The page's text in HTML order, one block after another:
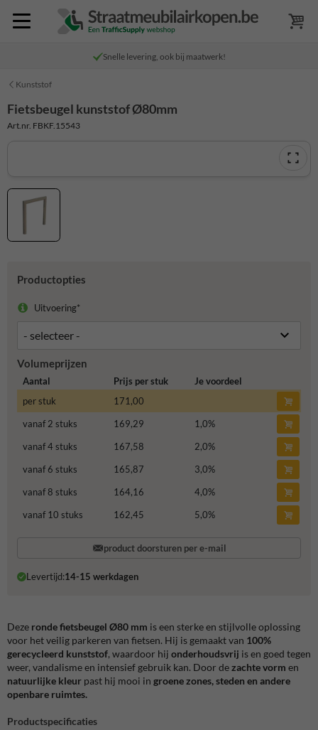
Snelle levering, ook bij maatwerk!
Kunststof
Fietsbeugel kunststof Ø80mm
Art.nr. FBKF.15543
Productopties
Uitvoering*
Volumeprijzen
Aantal Prijs per stuk
Je voordeel
per stuk
171,00
vanaf 2 stuks
169,29 1,0%
vanaf 4 stuks
167,58 2,0%
vanaf 6 stuks
165,87 3,0%
vanaf 8 stuks
164,16 4,0%
vanaf 10 stuks
162,45 5,0%
product doorsturen per e-mail
Levertijd:14-15 werkdagen
Deze ronde fietsbeugel Ø80 mm is een sterke en stijlvolle oplossing
voor het veilig parkeren van fietsen. Hij is gemaakt van 100%
gerecycleerd kunststof, waardoor hij onderhoudsvrij is en goed tegen
weer, vandalisme en intensief gebruik kan. Door dezachte vorm en
natuurlijke kleur past hij mooi in groene zones, steden en andere
openbare ruimtes.
Productspecificaties